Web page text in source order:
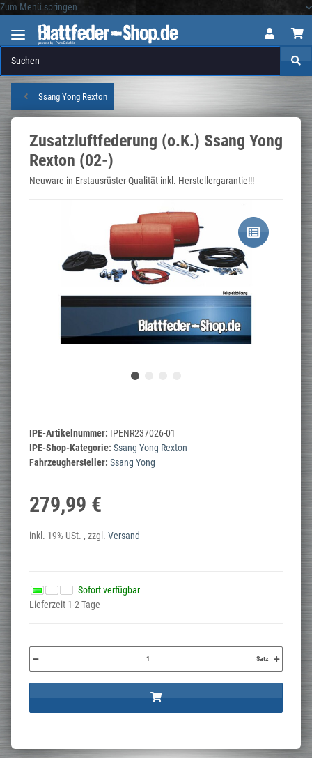
Zum Menü springen
Ssang Yong Rexton
Zusatzluftfederung (o.K.) Ssang Yong
Rexton (02-)
Neuware in Erstausrüster-Qualität inkl. Herstellergarantie!!!
IPE-Artikelnummer: IPENR237026-01
IPE-Shop-Kategorie: Ssang Yong Rexton
Fahrzeughersteller: Ssang Yong
279,99 €
inkl. 19% USt. , zzgl. Versand
Sofort verfügbar
Lieferzeit 1-2 Tage
Satz